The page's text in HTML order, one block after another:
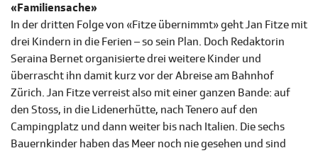
«Familiensache»
In der dritten Folge von «Fitze übernimmt» geht Jan Fitze mit
drei Kindern in die Ferien – so sein Plan. Doch Redaktorin
Seraina Bernet organisierte drei weitere Kinder und
überrascht ihn damit kurz vor der Abreise am Bahnhof
Zürich. Jan Fitze verreist also mit einer ganzen Bande: auf
den Stoss, in die Lidenerhütte, nach Tenero auf den
Campingplatz und dann weiter bis nach Italien. Die sechs
Bauernkinder haben das Meer noch nie gesehen und sind